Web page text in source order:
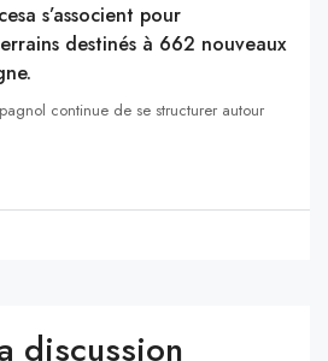
s’associent pour
destinés à 662 nouveaux
continue de se structurer autour
discussion